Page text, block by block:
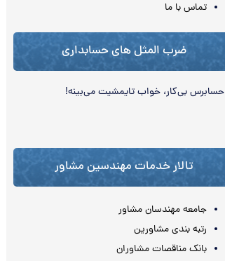
تماس با ما
ضرب المثل های حسابداری
حسابرس بی‌کار، خواب تایم‏شیت می‌‏بینه!
تالار خدمات مهندسین مشاور
جامعه مهندسان مشاور
رتبه بندی مشاورین
بانک مناقصات مشاوران